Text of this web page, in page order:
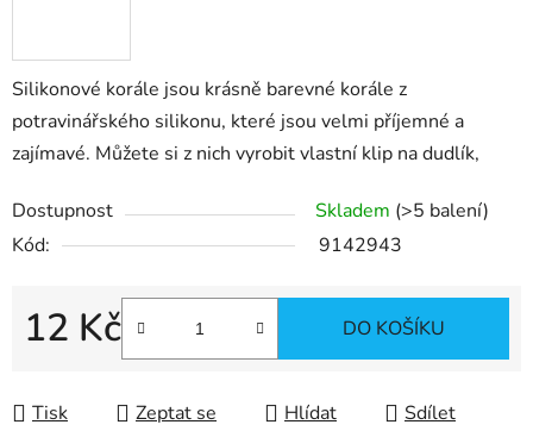
Silikonové korále jsou krásně barevné korále z
potravinářského silikonu, které jsou velmi příjemné a
zajímavé. Můžete si z nich vyrobit vlastní klip na dudlík,
Dostupnost Skladem (>5 balení)
Kód:
9142943
12 Kč
Měrná cena:
DO KOŠÍKU
Tisk Zeptat se Hlídat Sdílet